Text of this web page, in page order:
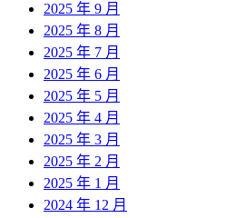
2025 年 9 月
2025 年 8 月
2025 年 7 月
2025 年 6 月
2025 年 5 月
2025 年 4 月
2025 年 3 月
2025 年 2 月
2025 年 1 月
2024 年 12 月